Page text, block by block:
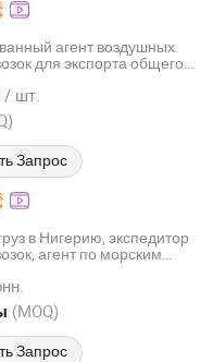
агент воздушных
для экспорта общего
/ шт.
Запрос
. Ltd
в Нигерию, экспедитор
агент по морским
Шанхай, условия
FCA
(MOQ)
Запрос